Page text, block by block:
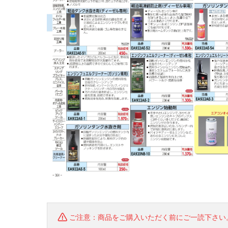
ご注意：商品をご購入いただく前にご一読下さい